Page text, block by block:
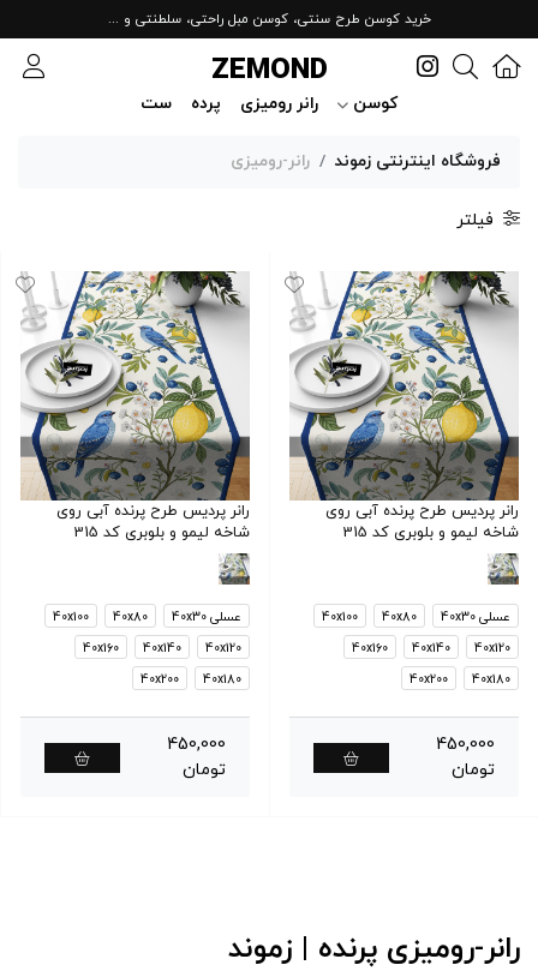
خرید کوسن طرح سنتی، کوسن مبل راحتی، سلطنتی و ...
ZEMOND
کوسن رانر رومیزی پرده ست
فروشگاه اینترنتی زموند رانر-رومیزی
فیلتر
رانر پردیس طرح پرنده آبی روی
شاخه لیمو و بلوبری کد 315
عسلی 40x30 40x80
40x100
40x120
40x140
40x160
40x180
40x200
450,000
تومان
رانر پردیس طرح پرنده آبی روی
شاخه لیمو و بلوبری کد 315
عسلی 40x30 40x80
40x100
40x120
40x140
40x160
40x180
40x200
450,000
تومان
رانر-رومیزی پرنده | زموند